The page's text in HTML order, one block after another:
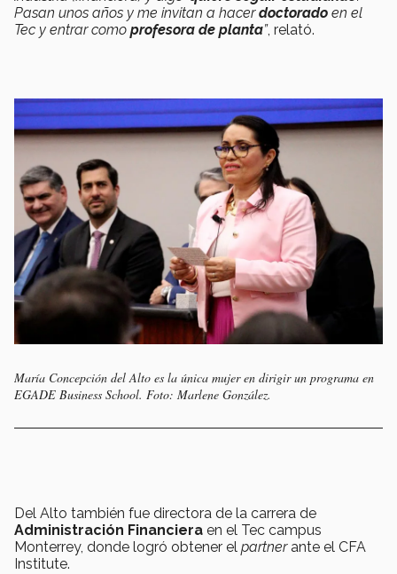
Pasan unos años y me invitan a hacerdoctorado en el
Tec y entrar como profesora de planta”, relató.
María Concepción del Alto es la única mujer en dirigir un programa en
EGADE Business School. Foto: Marlene González.
Del Alto también fue directora de la carrera de
Administración Financiera en el Tec campus
Monterrey, donde logró obtener el partnerante el CFA
Institute.